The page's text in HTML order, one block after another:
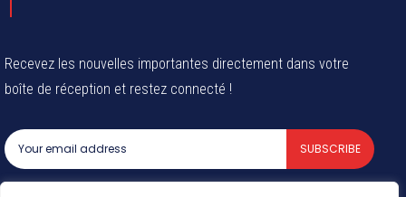
Recevez les nouvelles importantes directement dans votre
boîte de réception et restez connecté !
SUBSCRIBE